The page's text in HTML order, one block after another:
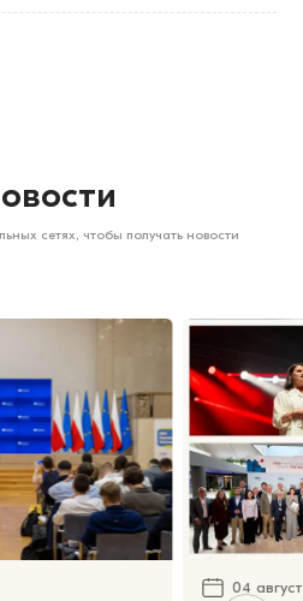
сетях, чтобы получать новости
04